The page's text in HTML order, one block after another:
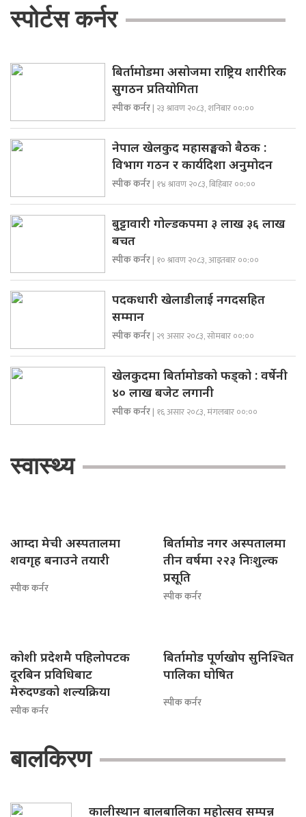
स्पोर्टस कर्नर
बिर्तामोडमा असोजमा राष्ट्रिय शारीरिक
सुगठन प्रतियोगिता
स्पीक कर्नर| २३ श्रावण २०८३, शनिबार ००:००
नेपाल खेलकुद महासङ्घको बैठक :
विभाग गठन र कार्यदिशा अनुमोदन
स्पीक कर्नर| १४ श्रावण २०८३, बिहिबार ००:००
बुट्टावारी गोल्डकपमा ३ लाख ३६ लाख
बचत
स्पीक कर्नर| १० श्रावण २०८३, आइतबार ००:००
पदकधारी खेलाडीलाई नगदसहित
सम्मान
स्पीक कर्नर| २९ असार २०८३, सोमबार ००:००
खेलकुदमा बिर्तामोडको फड्को : वर्षेनी
४० लाख बजेट लगानी
स्पीक कर्नर| १६ असार २०८३, मंगलबार ००:००
स्वास्थ्य
आम्दा मेची अस्पतालमा
शवगृह बनाउने तयारी
स्पीक कर्नर
बिर्तामोड नगर अस्पतालमा
तीन वर्षमा २२३ निःशुल्क
प्रसूति
स्पीक कर्नर
कोशी प्रदेशमै पहिलोपटक
दूरबिन प्रविधिबाट
मेरुदण्डको शल्यक्रिया
स्पीक कर्नर
बिर्तामोड पूर्णखोप सुनिश्चित
पालिका घोषित
स्पीक कर्नर
बालकिरण
कालीस्थान बालबालिका महोत्सव सम्पन्न